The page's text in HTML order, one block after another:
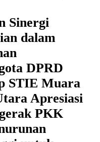
Sinergi
dalam
DPRD
STIE Muara
Apresiasi
PKK